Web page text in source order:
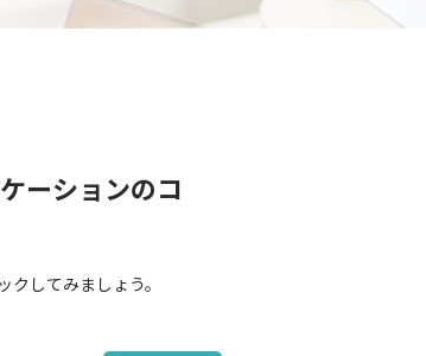
ーションのコ
してみましょう。